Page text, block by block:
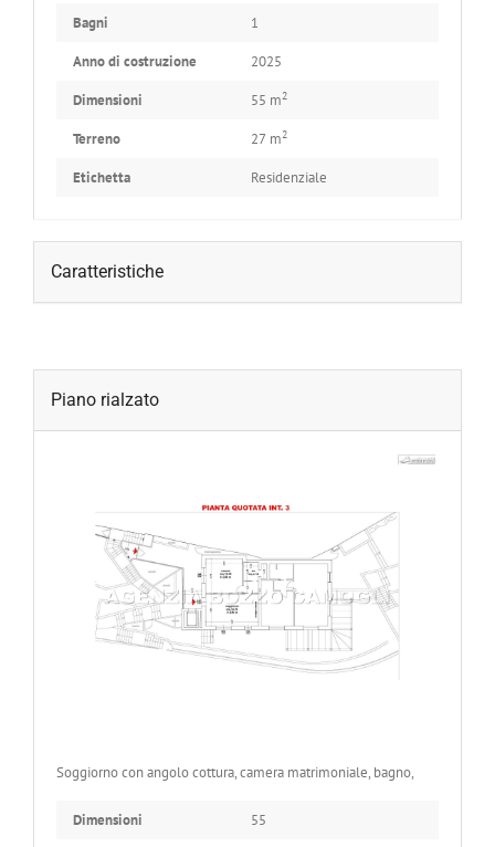
Bagni 1
Anno di costruzione 2025
Dimensioni 55 m2
Terreno 27 m2
Etichetta Residenziale
Caratteristiche
Piano rialzato
Soggiorno con angolo cottura, camera matrimoniale, bagno,
Dimensioni 55